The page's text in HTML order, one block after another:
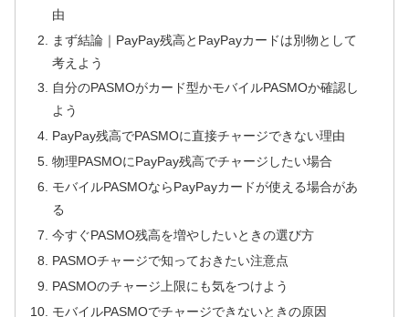
由
まず結論｜PayPay残高とPayPayカードは別物として
考えよう
自分のPASMOがカード型かモバイルPASMOか確認し
よう
PayPay残高でPASMOに直接チャージできない理由
物理PASMOにPayPay残高でチャージしたい場合
モバイルPASMOならPayPayカードが使える場合があ
る
今すぐPASMO残高を増やしたいときの選び方
PASMOチャージで知っておきたい注意点
PASMOのチャージ上限にも気をつけよう
モバイルPASMOでチャージできないときの原因